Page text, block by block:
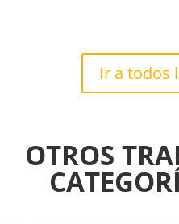
Ir a todos
OTROS